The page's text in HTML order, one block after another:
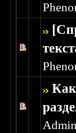
Голосов: 0 -
Admin
Голосов: 1